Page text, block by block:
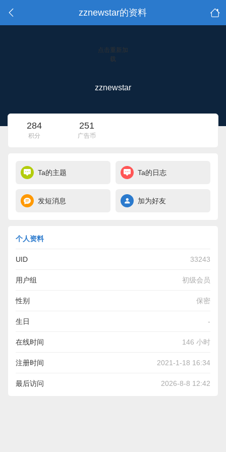
zznewstar的资料
点击重新加
载
zznewstar
284
积分
251
广告币
Ta的主题 Ta的日志
发短消息 加为好友
个人资料
UID 33243
用户组 初级会员
性别 保密
生日 -
在线时间 146 小时
注册时间 2021-1-18 16:34
最后访问 2026-8-8 12:42